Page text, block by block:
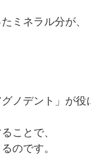
ミネラル分が、
ノデント」が役
ことで、
のです。